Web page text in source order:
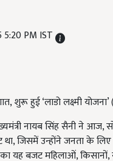
PM IST
शुरू हुई ‘लाडो लक्ष्मी
नायब सिंह सैनी ने आज,
जिसमें उन्होंने जनता के
यह बजट महिलाओं,